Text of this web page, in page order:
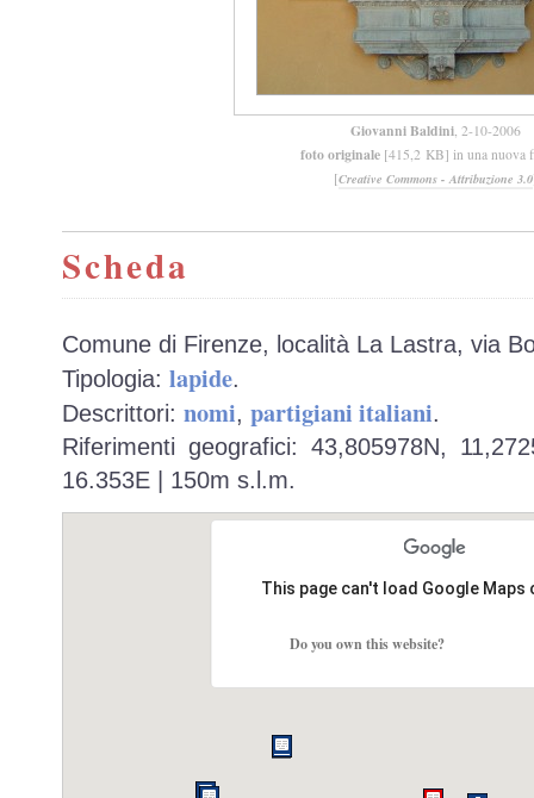
Giovanni Baldini, 2-10-2006
foto originale [415,2 KB] in una nuova
[Creative Commons - Attribuzione 3.0
Scheda
Comune di Firenze, località La Lastra, via
Tipologia: lapide.
Descrittori: nomi, partigiani italiani.
Riferimenti geografici: 43,805978N,
16.353E | 150m s.l.m.
This page can't load Google
Do you own this website?